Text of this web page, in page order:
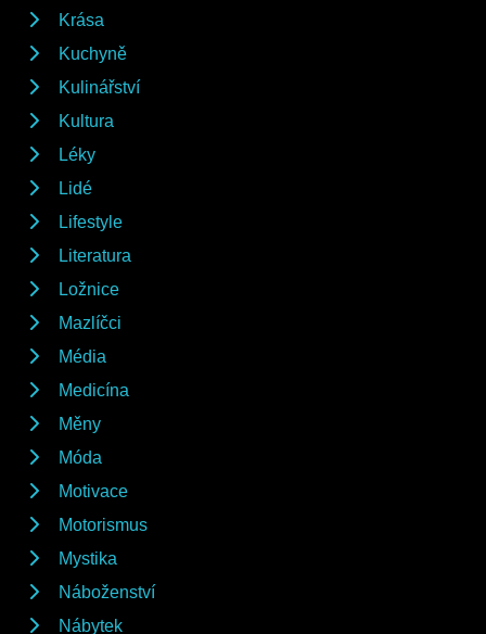
Krása
Kuchyně
Kulinářství
Kultura
Léky
Lidé
Lifestyle
Literatura
Ložnice
Mazlíčci
Média
Medicína
Měny
Móda
Motivace
Motorismus
Mystika
Náboženství
Nábytek